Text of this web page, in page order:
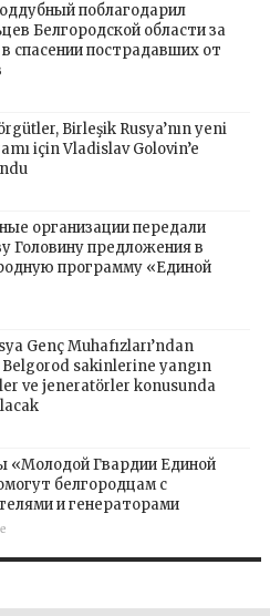
поблагодарил
Белгородской области за
спасении пострадавших от
Birleşik Rusya’nın yeni
için Vladislav Golovin’e
организации передали
Головину предложения в
программу «Единой
Genç Muhafızları’ndan
sakinlerine yangın
ve jeneratörler konusunda
«Молодой Гвардии Единой
белгородцам с
и генераторами